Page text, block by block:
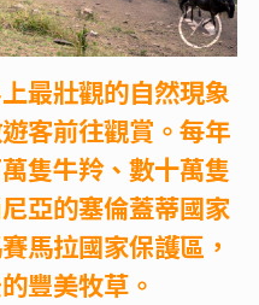
最壯觀的自然現象
客前往觀賞。每年
隻牛羚、數十萬隻
亞的塞倫蓋蒂國家
馬拉國家保護區，
豐美牧草。